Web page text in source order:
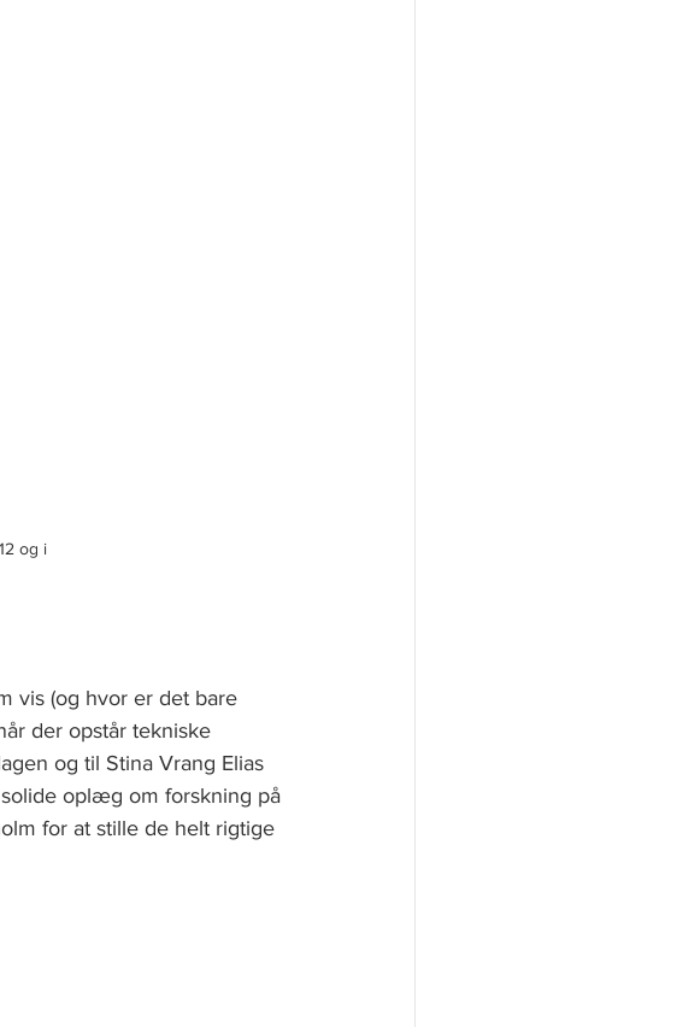
og i
vis (og hvor er det bare
der opstår tekniske
og til Stina Vrang Elias
oplæg om forskning på
for at stille de helt rigtige